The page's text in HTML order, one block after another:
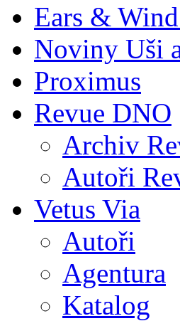
Ears &
Noviny Uši
Proximus
Revue DNO
Archiv
Autoři
Vetus Via
Autoři
Agentura
Katalog